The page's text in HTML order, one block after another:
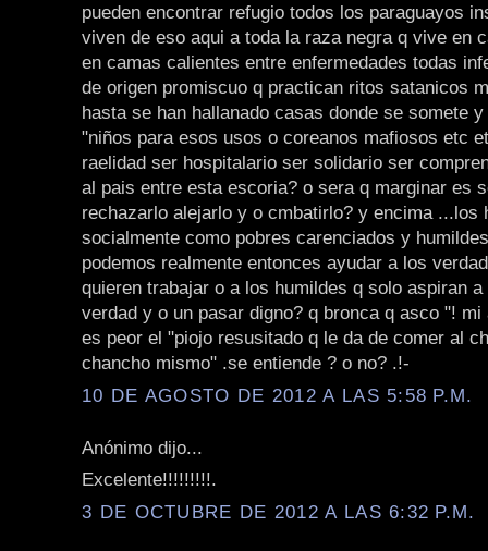
pueden encontrar refugio todos los paraguayos
viven de eso aqui a toda la raza negra q vive en
en camas calientes entre enfermedades todas
de origen promiscuo q practican ritos satanicos
hasta se han hallanado casas donde se somete
"niños para esos usos o coreanos mafiosos etc
raelidad ser hospitalario ser solidario ser
al pais entre esta escoria? o sera q marginar es
rechazarlo alejarlo y o cmbatirlo? y encima ...los
socialmente como pobres carenciados y
podemos realmente entonces ayudar a los
quieren trabajar o a los humildes q solo aspiran
verdad y o un pasar digno? q bronca q asco "! mi
es peor el "piojo resusitado q le da de comer al
chancho mismo" .se entiende ? o no? .!-
10 DE AGOSTO DE 2012 A LAS 5:58 P.M.
Anónimo dijo...
Excelente!!!!!!!!!.
3 DE OCTUBRE DE 2012 A LAS 6:32 P.M.